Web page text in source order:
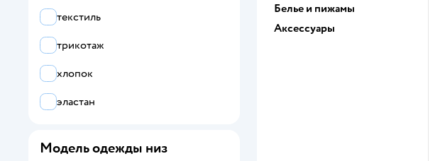
Белье и пижамы
Аксессуары
текстиль
трикотаж
хлопок
эластан
Модель одежды низ